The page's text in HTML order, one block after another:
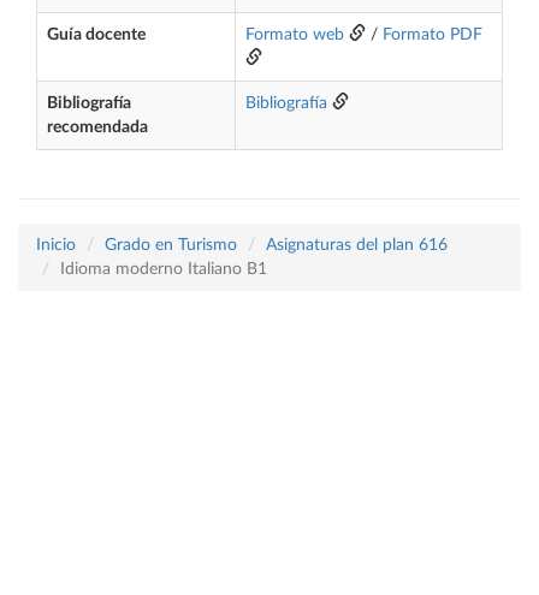
Guía docente Formato web / Formato PDF
Bibliografía
recomendada
Bibliografía
Inicio Grado en Turismo
Asignaturas del plan 616
Idioma moderno Italiano B1